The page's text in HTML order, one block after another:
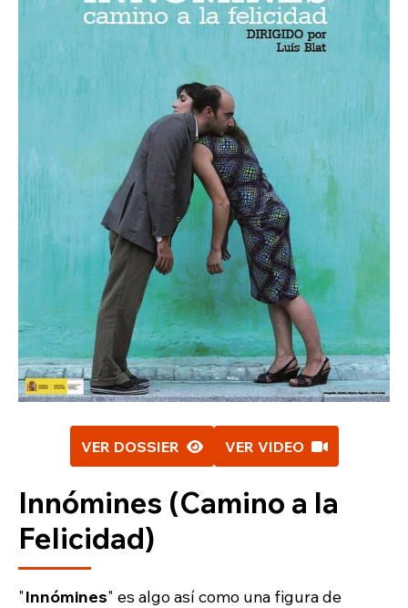
VER DOSSIER VER VIDEO
Innómines (Camino a la
Felicidad)
"Innómines" es algo así como una figura de